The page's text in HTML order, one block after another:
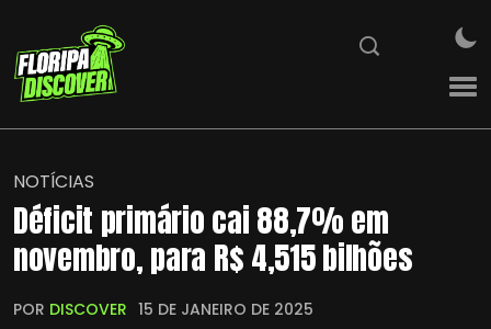
NOTÍCIAS
Déficit primário cai 88,7% em
novembro, para R$ 4,515 bilhões
POR DISCOVER 15 DE JANEIRO DE 2025